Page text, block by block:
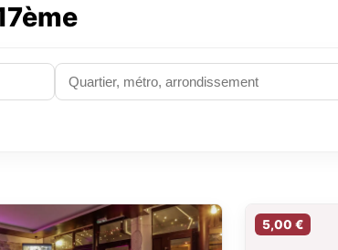
5,00 €